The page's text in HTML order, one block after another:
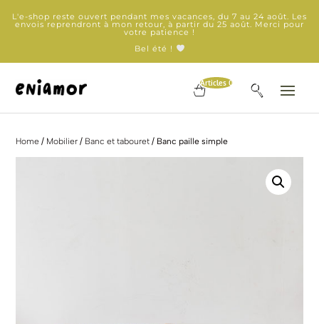
L'e-shop reste ouvert pendant mes vacances, du 7 au 24 août. Les
envois reprendront à mon retour, à partir du 25 août. Merci pour
votre patience !
Bel été !
Articles 0
Home / Mobilier / Banc et tabouret / Banc paille simple